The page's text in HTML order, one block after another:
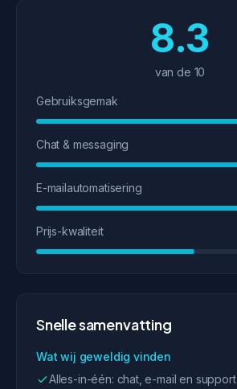
8.3
van de 10
Gebruiksgemak
Chat & messaging
E-mailautomatisering
Prijs-kwaliteit
Snelle samenvatting
Wat wij geweldig vinden
Alles-in-één: chat, e-mail en support